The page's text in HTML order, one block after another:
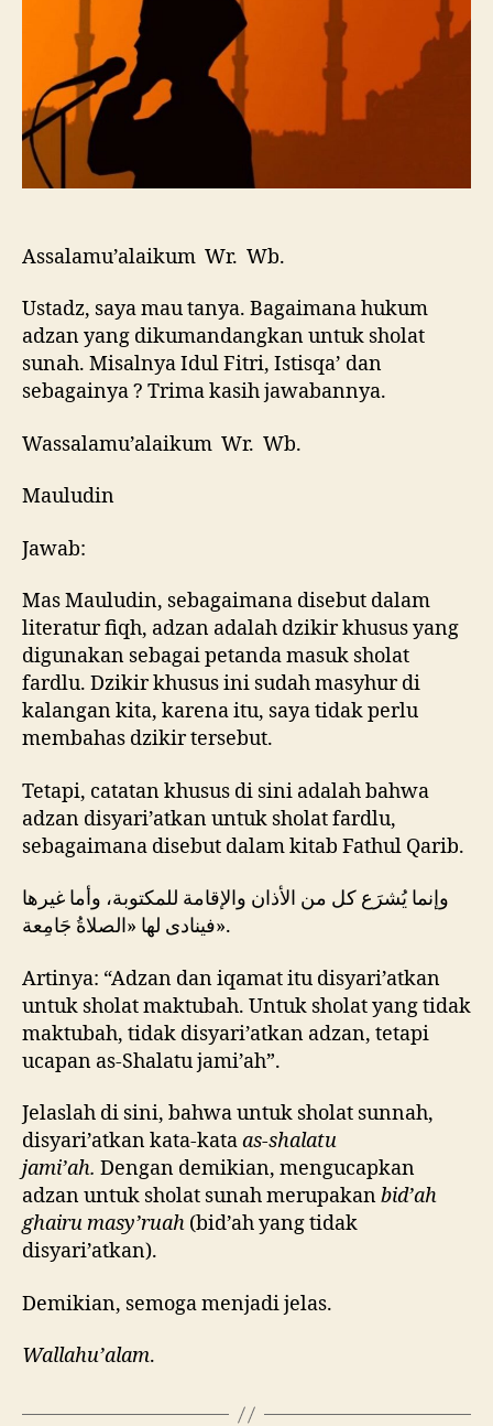
Assalamu’alaikum Wr. Wb.
Ustadz, saya mau tanya. Bagaimana hukum
adzan yang dikumandangkan untuk sholat
sunah. Misalnya Idul Fitri, Istisqa’ dan
sebagainya ? Trima kasih jawabannya.
Wassalamu’alaikum Wr. Wb.
Mauludin
Jawab:
Mas Mauludin, sebagaimana disebut dalam
literatur fiqh, adzan adalah dzikir khusus yang
digunakan sebagai petanda masuk sholat
fardlu. Dzikir khusus ini sudah masyhur di
kalangan kita, karena itu, saya tidak perlu
membahas dzikir tersebut.
Tetapi, catatan khusus di sini adalah bahwa
adzan disyari’atkan untuk sholat fardlu,
sebagaimana disebut dalam kitab Fathul Qarib.
وإنما يُشرَع كل من الأذان والإقامة للمكتوبة، وأما غيرها
فينادى لها «الصلاةُ جَامِعة».
Artinya: “Adzan dan iqamat itu disyari’atkan
untuk sholat maktubah. Untuk sholat yang tidak
maktubah, tidak disyari’atkan adzan, tetapi
ucapan as-Shalatu jami’ah”.
Jelaslah di sini, bahwa untuk sholat sunnah,
disyari’atkan kata-kataas-shalatu
jami’ah. Dengan demikian, mengucapkan
adzan untuk sholat sunah merupakanbid’ah
ghairu masy’ruah (bid’ah yang tidak
disyari’atkan).
Demikian, semoga menjadi jelas.
Wallahu’alam.